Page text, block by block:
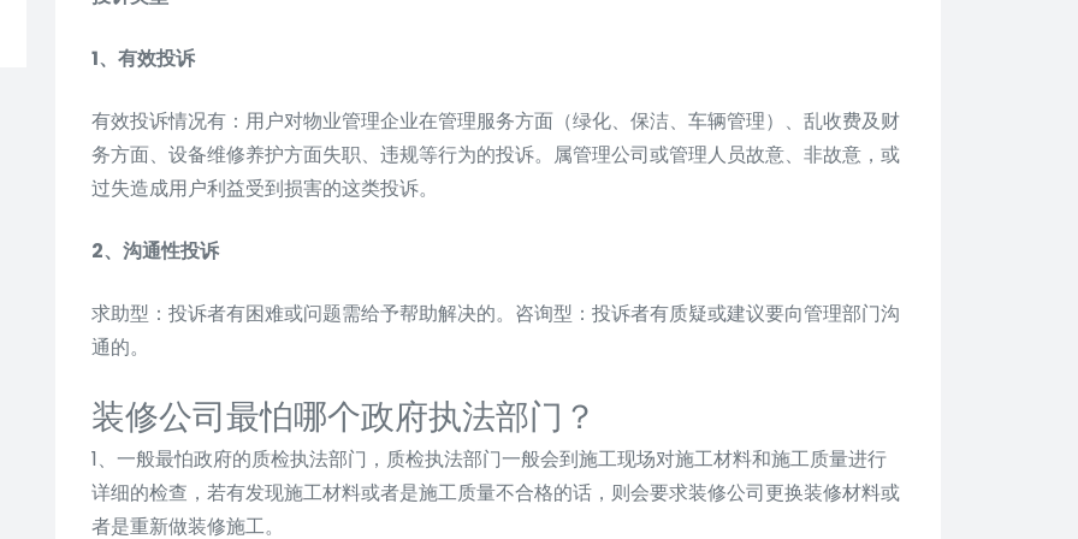
1、有效投诉
有效投诉情况有：用户对物业管理企业在管理服务方面（绿化、保洁、车辆管理）、乱收费及财
务方面、设备维修养护方面失职、违规等行为的投诉。属管理公司或管理人员故意、非故意，或
过失造成用户利益受到损害的这类投诉。
2、沟通性投诉
求助型：投诉者有困难或问题需给予帮助解决的。咨询型：投诉者有质疑或建议要向管理部门沟
通的。
装修公司最怕哪个政府执法部门？
1、一般最怕政府的质检执法部门，质检执法部门一般会到施工现场对施工材料和施工质量进行
详细的检查，若有发现施工材料或者是施工质量不合格的话，则会要求装修公司更换装修材料或
者是重新做装修施工。